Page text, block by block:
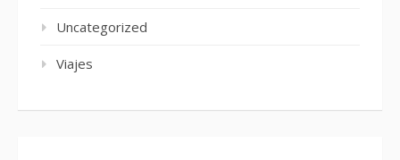
Uncategorized
Viajes